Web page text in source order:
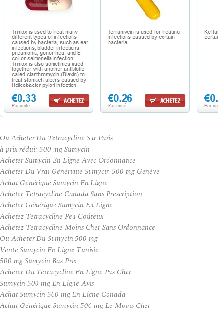
Ou Acheter Du Tetracycline Sur Paris
à prix réduit 500 mg Sumycin
Acheter Sumycin En Ligne Avec Ordonnance
Acheter Du Vrai Générique Sumycin 500 mg Genève
Achat Générique Sumycin En Ligne
Acheter Tetracycline Canada Sans Prescription
Acheter Générique Sumycin En Ligne
Achetez Tetracycline Peu Coûteux
Achetez Tetracycline Moins Cher Sans Ordonnance
Ou Acheter Du Sumycin 500 mg
Vente Sumycin En Ligne Tunisie
500 mg Sumycin Bas Prix
Acheter Du Tetracycline En Ligne Pas Cher
Sumycin 500 mg En Ligne Avis
Achat Sumycin 500 mg En Ligne Canada
Achat Générique Sumycin 500 mg Le Moins Cher